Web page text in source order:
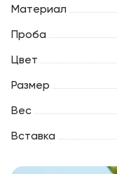
Материал
Проба
Цвет
Размер
Вес
Вставка